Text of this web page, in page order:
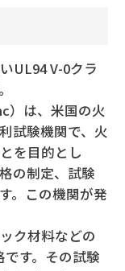
UL94 V-0クラ
は、米国の火
試験機関で、火
を目的とし
の制定、試験
。この機関が発
ク材料などの
す。その試験